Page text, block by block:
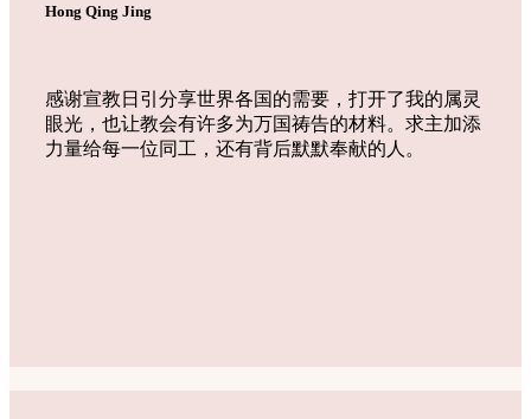
Hong Qing Jing
感谢宣教日引分享世界各国的需要，打开了我的属灵
眼光，也让教会有许多为万国祷告的材料。求主加添
力量给每一位同工，还有背后默默奉献的人。